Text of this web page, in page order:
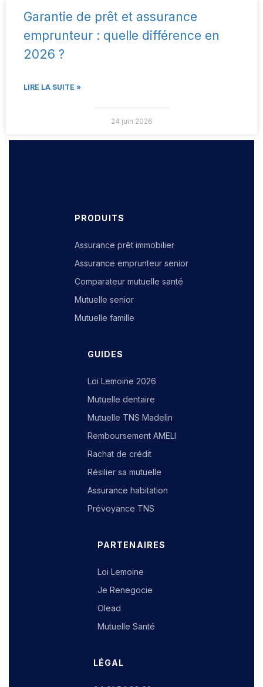
Garantie de prêt et assurance
emprunteur : quelle différence en
2026 ?
LIRE LA SUITE »
24 juin 2026
PRODUITS
Assurance prêt immobilier
Assurance emprunteur senior
Comparateur mutuelle santé
Mutuelle senior
Mutuelle famille
GUIDES
Loi Lemoine 2026
Mutuelle dentaire
Mutuelle TNS Madelin
Remboursement AMELI
Rachat de crédit
Résilier sa mutuelle
Assurance habitation
Prévoyance TNS
PARTENAIRES
Loi Lemoine
Je Renegocie
Olead
Mutuelle Santé
LÉGAL